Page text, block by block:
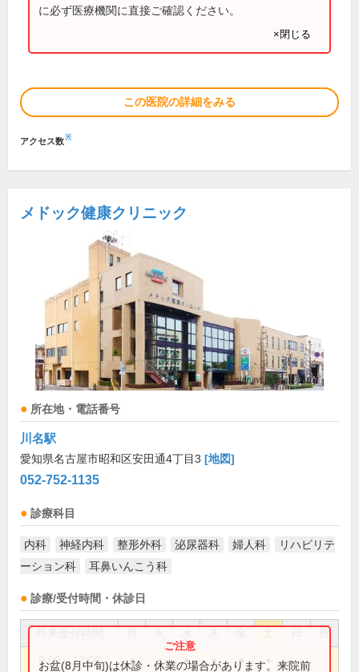
に必ず医療機関に直接ご確認ください。
×閉じる
この医院の詳細をみる
アクセス数※
メドック健康クリニック
所在地・電話番号
川名駅
愛知県名古屋市昭和区安田通4丁目3 [地図]
052-752-1135
診療科目
内科 神経内科 整形外科 泌尿器科 婦人科
リハビリテ
ーション科
耳鼻いんこう科
診療/受付時間・休診日
祝
9:00～12:00 ● ● ● ● ●
お盆(8月中旬)は休診・休業の場合があります。来院前